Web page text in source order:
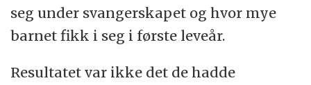
seg under svangerskapet og hvor mye
barnet fikk i seg i første leveår.
Resultatet var ikke det de hadde